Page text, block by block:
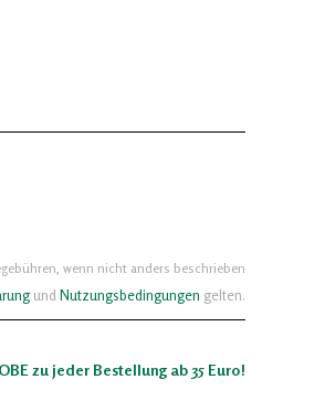
wenn nicht anders beschrieben
und Nutzungsbedingungen gelten.
zu jeder Bestellung ab 35 Euro!